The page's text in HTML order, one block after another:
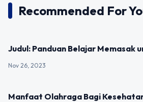
Recommended For
Judul: Panduan Belajar Memasak
Nov 26, 2023
Manfaat Olahraga Bagi